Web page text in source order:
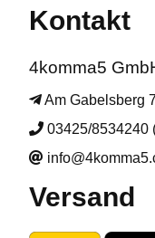
Kontakt
4komma5
Am Gabelsberg
03425/8534240
Versand